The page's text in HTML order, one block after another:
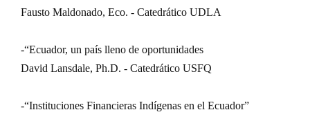
Fausto Maldonado, Eco. - Catedrático UDLA
-“Ecuador, un país lleno de oportunidades
David Lansdale, Ph.D. - Catedrático USFQ
-“Instituciones Financieras Indígenas en el Ecuador”